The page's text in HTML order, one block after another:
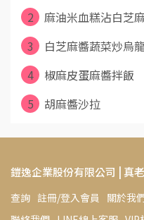
2
麻油米血糕沾白芝
3
白芝麻醬蔬菜炒烏龍
4
椒麻皮蛋麻醬拌飯
5
胡麻醬沙拉
鎧逸企業股份有限公司 | 真
查詢 註冊/登入會員 關於我